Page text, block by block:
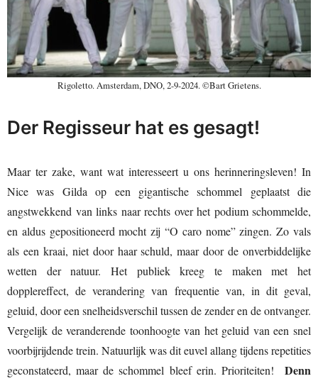
Rigoletto. Amsterdam, DNO, 2-9-2024. ©Bart Grietens.
Der Regisseur hat es gesagt!
Maar ter zake, want wat interesseert u ons herinneringsleven! In
Nice was Gilda op een gigantische schommel geplaatst die
angstwekkend van links naar rechts over het podium schommelde,
en aldus gepositioneerd mocht zij “O caro nome” zingen. Zo vals
als een kraai, niet door haar schuld, maar door de onverbiddelijke
wetten der natuur. Het publiek kreeg te maken met het
dopplereffect, de verandering van frequentie van, in dit geval,
geluid, door een snelheidsverschil tussen de zender en de ontvanger.
Vergelijk de veranderende toonhoogte van het geluid van een snel
voorbijrijdende trein. Natuurlijk was dit euvel allang tijdens repetities
geconstateerd, maar de schommel bleef erin. Prioriteiten! Denn